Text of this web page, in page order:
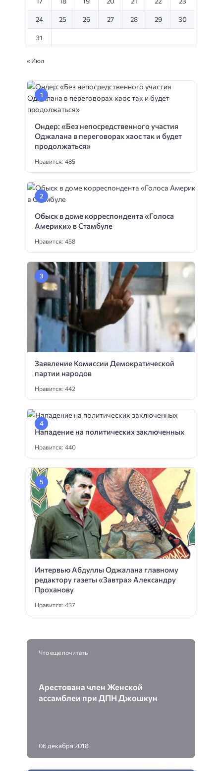
24 25 26 27 28 29 30
31
« Июл
Ондер: «Без непосредственного участия
Оджалана в переговорах хаос так и будет
продолжаться»
Нравится: 485
Обыск в доме корреспондента «Голоса
Америки» в Стамбуле
Нравится: 458
Заявление Комиссии Демократической
партии народов
Нравится: 442
Нападение на политических заключенных
Нравится: 440
Интервью Абдуллы Оджалана главному
редактору газеты «Завтра» Александру
Проханову
Нравится: 437
Что еще почитать
Арестована член Женской
ассамблеи при ДПН Джошкун
06 декабря 2018